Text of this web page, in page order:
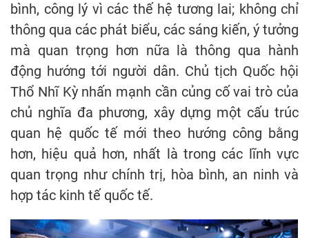
bình, công lý vì các thế hệ tương lai; không chỉ
thông qua các phát biểu, các sáng kiến, ý tưởng
mà quan trọng hơn nữa là thông qua hành
động hướng tới người dân. Chủ tịch Quốc hội
Thổ Nhĩ Kỳ nhấn mạnh cần củng cố vai trò của
chủ nghĩa đa phương, xây dựng một cấu trúc
quan hệ quốc tế mới theo hướng công bằng
hơn, hiệu quả hơn, nhất là trong các lĩnh vực
quan trọng như chính trị, hòa bình, an ninh và
hợp tác kinh tế quốc tế.